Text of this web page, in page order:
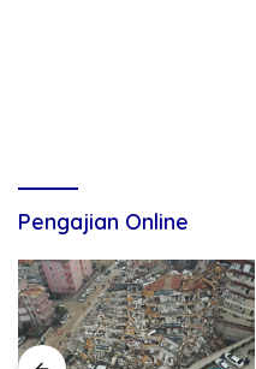
Pengajian Online